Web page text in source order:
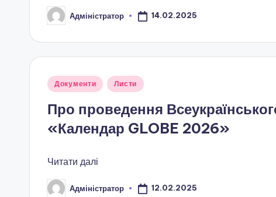
ї
о
с
іт
и
Р
Опубліковано
Адміністратор 14.02.2025
Опубліковано
Документи Листи
Про проведення
«Календар GLOBE 2026»
Читати далі
Опубліковано
Адміністратор 12.02.2025